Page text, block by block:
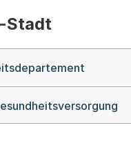
Stadt